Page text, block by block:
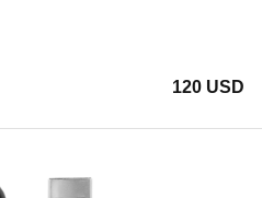
120 USD